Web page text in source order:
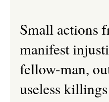
Small actions
manifest
fellow-man,
useless